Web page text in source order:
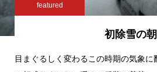
featured
初除雪の朝
目まぐるしく変わるこの時期の気象